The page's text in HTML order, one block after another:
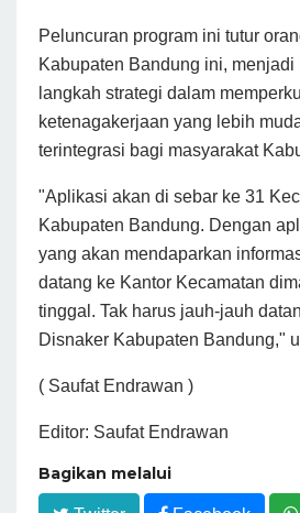
Peluncuran program ini tutur
Kabupaten Bandung ini,
langkah strategi dalam
ketenagakerjaan yang lebih
terintegrasi bagi masyarakat
"Aplikasi akan di sebar ke 31
Kabupaten Bandung. Dengan
yang akan mendaparkan
datang ke Kantor Kecamatan
tinggal. Tak harus jauh-jauh
Disnaker Kabupaten Bandung,"
( Saufat Endrawan )
Editor: Saufat Endrawan
Bagikan melalui